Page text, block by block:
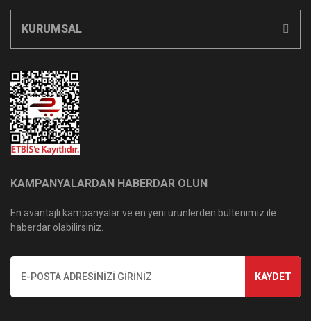
KURUMSAL
KAMPANYALARDAN HABERDAR OLUN
En avantajlı kampanyalar ve en yeni ürünlerden bültenimiz ile
haberdar olabilirsiniz.
KAYDET